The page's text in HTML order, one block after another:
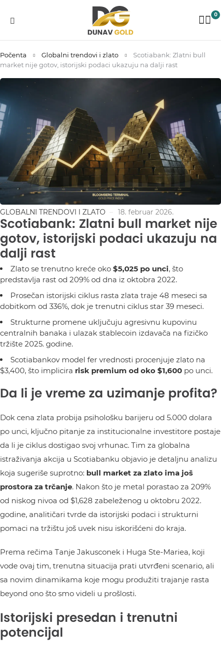
0
Počenta Globalni trendovi i zlato
Scotiabank: Zlatni bull
market nije gotov, istorijski podaci ukazuju na dalji rast
GLOBALNI TRENDOVI I ZLATO 18. februar 2026.
Scotiabank: Zlatni bull market nije
gotov, istorijski podaci ukazuju na
dalji rast
Zlato se trenutno kreće oko $5,025 po unci, što
predstavlja rast od 209% od dna iz oktobra 2022.
Prosečan istorijski ciklus rasta zlata traje 48 meseci sa
dobitkom od 336%, dok je trenutni ciklus star 39 meseci.
Strukturne promene uključuju agresivnu kupovinu
centralnih banaka i ulazak stablecoin izdavača na fizičko
tržište 2025. godine.
Scotiabankov model fer vrednosti procenjuje zlato na
$3,400, što implicira risk premium od oko $1,600 po unci.
Da li je vreme za uzimanje profita?
Dok cena zlata probija psihološku barijeru od 5.000 dolara
po unci, ključno pitanje za institucionalne investitore postaje
da li je ciklus dostigao svoj vrhunac. Tim za globalna
istraživanja akcija u Scotiabanku objavio je detaljnu analizu
koja sugeriše suprotno: bull market za zlato ima još
prostora za trčanje. Nakon što je metal porastao za 209%
od niskog nivoa od $1,628 zabeleženog u oktobru 2022.
godine, analitičari tvrde da istorijski podaci i strukturni
pomaci na tržištu još uvek nisu iskorišćeni do kraja.
Prema rečima Tanje Jakusconek i Huga Ste-Mariea, koji
vode ovaj tim, trenutna situacija prati utvrđeni scenario, ali
sa novim dinamikama koje mogu produžiti trajanje rasta
beyond ono što smo videli u prošlosti.
Istorijski presedan i trenutni
potencijal